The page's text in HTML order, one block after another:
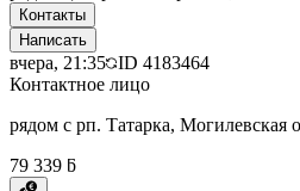
Контакты
Написать
вчера, 21:35 ID 4183464
Контактное лицо
рядом с рп. Татарка, Могилевская
79 339 ƃ